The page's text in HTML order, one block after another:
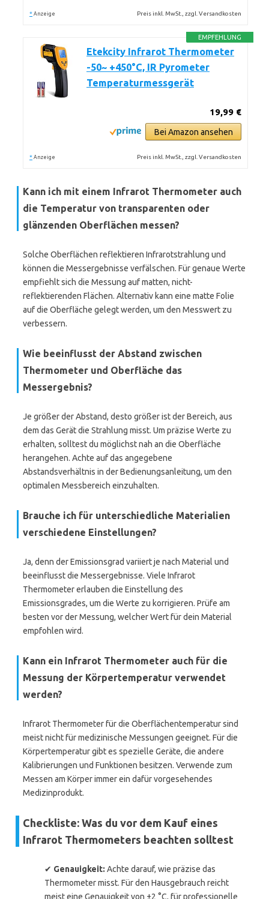
* Anzeige Preis inkl. MwSt., zzgl. Versandkosten
EMPFEHLUNG
Etekcity Infrarot Thermometer
-50~ +450°C, IR Pyrometer
Temperaturmessgerät
19,99 €
Bei Amazon ansehen
* Anzeige Preis inkl. MwSt., zzgl. Versandkosten
Kann ich mit einem Infrarot Thermometer auch
die Temperatur von transparenten oder
glänzenden Oberflächen messen?
Solche Oberflächen reflektieren Infrarotstrahlung und
können die Messergebnisse verfälschen. Für genaue Werte
empfiehlt sich die Messung auf matten, nicht-
reflektierenden Flächen. Alternativ kann eine matte Folie
auf die Oberfläche gelegt werden, um den Messwert zu
verbessern.
Wie beeinflusst der Abstand zwischen
Thermometer und Oberfläche das
Messergebnis?
Je größer der Abstand, desto größer ist der Bereich, aus
dem das Gerät die Strahlung misst. Um präzise Werte zu
erhalten, solltest du möglichst nah an die Oberfläche
herangehen. Achte auf das angegebene
Abstandsverhältnis in der Bedienungsanleitung, um den
optimalen Messbereich einzuhalten.
Brauche ich für unterschiedliche Materialien
verschiedene Einstellungen?
Ja, denn der Emissionsgrad variiert je nach Material und
beeinflusst die Messergebnisse. Viele Infrarot
Thermometer erlauben die Einstellung des
Emissionsgrades, um die Werte zu korrigieren. Prüfe am
besten vor der Messung, welcher Wert für dein Material
empfohlen wird.
Kann ein Infrarot Thermometer auch für die
Messung der Körpertemperatur verwendet
werden?
Infrarot Thermometer für die Oberflächentemperatur sind
meist nicht für medizinische Messungen geeignet. Für die
Körpertemperatur gibt es spezielle Geräte, die andere
Kalibrierungen und Funktionen besitzen. Verwende zum
Messen am Körper immer ein dafür vorgesehendes
Medizinprodukt.
Checkliste: Was du vor dem Kauf eines
Infrarot Thermometers beachten solltest
✔ Genauigkeit: Achte darauf, wie präzise das
Thermometer misst. Für den Hausgebrauch reicht
meist eine Genauigkeit von ±2 °C, für professionelle